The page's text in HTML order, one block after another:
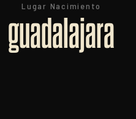
Lugar Nacimiento
guadalajara